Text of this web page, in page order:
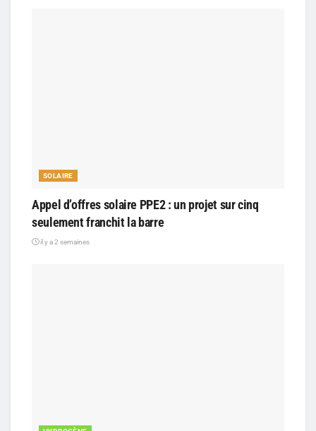
SOLAIRE
Appel d’offres solaire PPE2 : un projet sur cinq
seulement franchit la barre
il y a 2 semaines